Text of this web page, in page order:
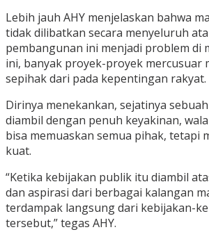
Lebih jauh AHY menjelaskan bahwa
tidak dilibatkan secara menyeluruh
pembangunan ini menjadi problem di
ini, banyak proyek-proyek mercusuar
sepihak dari pada kepentingan rakyat.
Dirinya menekankan, sejatinya
diambil dengan penuh keyakinan,
bisa memuaskan semua pihak, tetapi
kuat.
“Ketika kebijakan publik itu diambil
dan aspirasi dari berbagai kalangan
terdampak langsung dari kebijakan-
tersebut,” tegas AHY.